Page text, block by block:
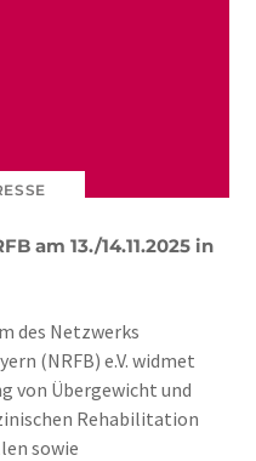
am 13./14.11.2025 in
des Netzwerks
(NRFB) e.V. widmet
von Übergewicht und
Rehabilitation
sowie